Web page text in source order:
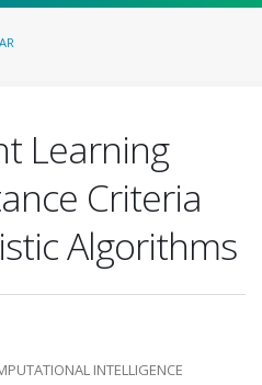
Learning
Criteria
Algorithms
INTELLIGENCE